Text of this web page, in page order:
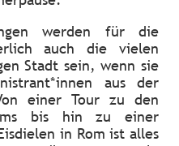
werden für die
auch die vielen
Stadt sein, wenn sie
aus der
einer Tour zu den
bis hin zu einer
in Rom ist alles